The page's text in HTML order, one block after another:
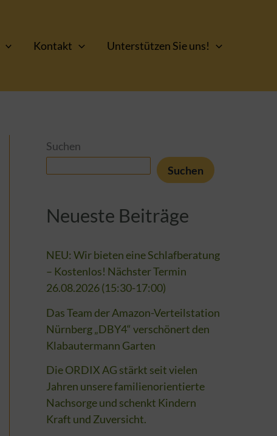
Kontakt Unterstützen Sie uns!
Suchen
Suchen
Neueste Beiträge
NEU: Wir bieten eine Schlafberatung
– Kostenlos! Nächster Termin
26.08.2026 (15:30-17:00)
Das Team der Amazon-Verteilstation
Nürnberg „DBY4“ verschönert den
Klabautermann Garten
Die ORDIX AG stärkt seit vielen
Jahren unsere familienorientierte
Nachsorge und schenkt Kindern
Kraft und Zuversicht.